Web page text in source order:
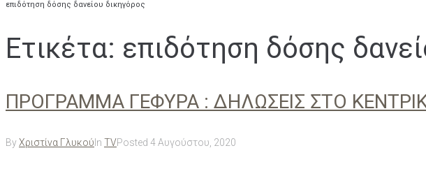
επιδότηση δόσης δανείου δικηγόρος
Ετικέτα: επιδότηση δόσης
ΠΡΟΓΡΑΜΜΑ ΓΕΦΥΡΑ : ΔΗΛΩΣΕΙΣ ΣΤΟ
ByΧριστίνα Γλυκού In TVPosted 4 Αυγούστου, 2020